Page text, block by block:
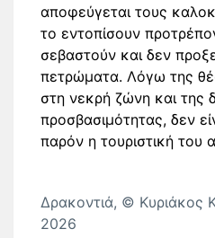
αποφεύγεται τους
το εντοπίσουν
σεβαστούν και δεν
πετρώματα. Λόγω της
στη νεκρή ζώνη και της
προσβασιμότητας, δεν
παρόν η τουριστική του
Δρακοντιά, © Κυριάκος
2026